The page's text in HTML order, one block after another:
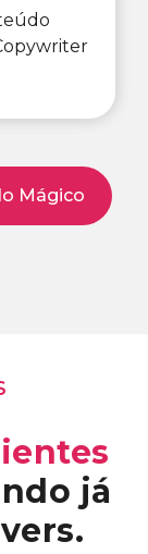
Mágico
já